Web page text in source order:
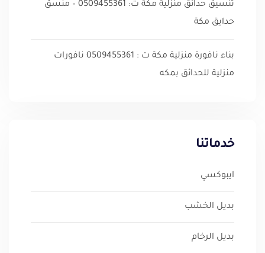
تنسيق حدائق منزلية مكة ت: 0509455361 – منسق
حدايق مكة
بناء نافورة منزلية مكة ت : 0509455361 نافورات
منزلية للحدائق بمكه
خدماتنا
ايبوكسي
بديل الخشب
بديل الرخام